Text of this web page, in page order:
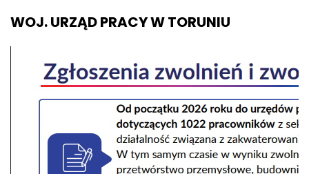
WOJ. URZĄD PRACY W TORUNIU